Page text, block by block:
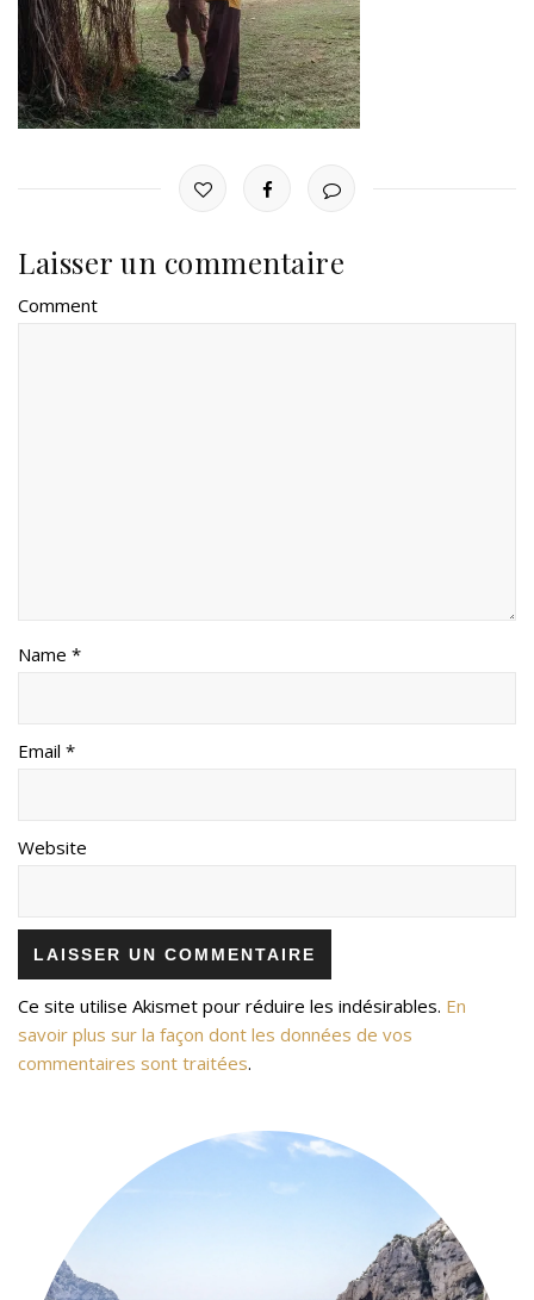
Laisser un commentaire
Comment
Name *
Email *
Website
Ce site utilise Akismet pour réduire les indésirables. En
savoir plus sur la façon dont les données de vos
commentaires sont traitées.